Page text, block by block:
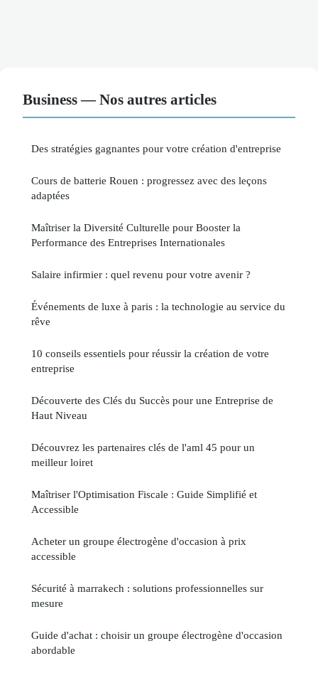
Business — Nos autres articles
Des stratégies gagnantes pour votre création d'entreprise
Cours de batterie Rouen : progressez avec des leçons
adaptées
Maîtriser la Diversité Culturelle pour Booster la
Performance des Entreprises Internationales
Salaire infirmier : quel revenu pour votre avenir ?
Événements de luxe à paris : la technologie au service du
rêve
10 conseils essentiels pour réussir la création de votre
entreprise
Découverte des Clés du Succès pour une Entreprise de
Haut Niveau
Découvrez les partenaires clés de l'aml 45 pour un
meilleur loiret
Maîtriser l'Optimisation Fiscale : Guide Simplifié et
Accessible
Acheter un groupe électrogène d'occasion à prix
accessible
Sécurité à marrakech : solutions professionnelles sur
mesure
Guide d'achat : choisir un groupe électrogène d'occasion
abordable